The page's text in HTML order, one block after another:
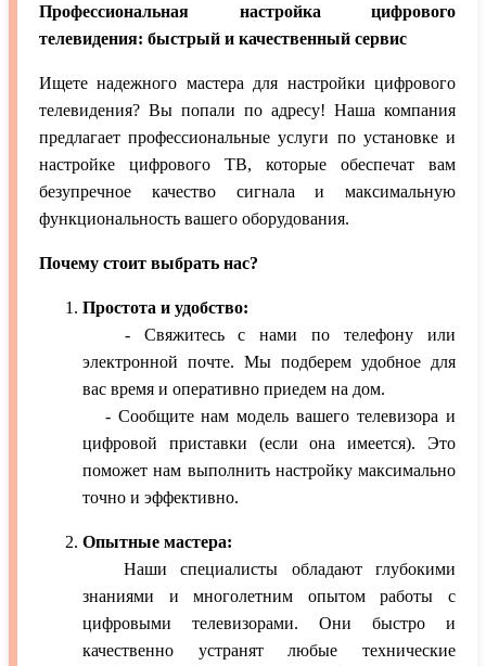
Профессиональная настройка цифрового
телевидения: быстрый и качественный сервис
Ищете надежного мастера для настройки цифрового
телевидения? Вы попали по адресу! Наша компания
предлагает профессиональные услуги по установке и
настройке цифрового ТВ, которые обеспечат вам
безупречное качество сигнала и максимальную
функциональность вашего оборудования.
Почему стоит выбрать нас?
Простота и удобство:
- Свяжитесь с нами по телефону или
электронной почте. Мы подберем удобное для
вас время и оперативно приедем на дом.
- Сообщите нам модель вашего телевизора и
цифровой приставки (если она имеется). Это
поможет нам выполнить настройку максимально
точно и эффективно.
Опытные мастера:
Наши специалисты обладают глубокими
знаниями и многолетним опытом работы с
цифровыми телевизорами. Они быстро и
качественно устранят любые технические